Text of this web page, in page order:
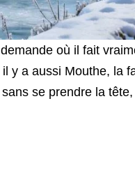
où il fait
y a aussi Mouthe,
se prendre la